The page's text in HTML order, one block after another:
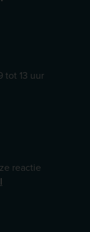
tot 13 uur
reactie